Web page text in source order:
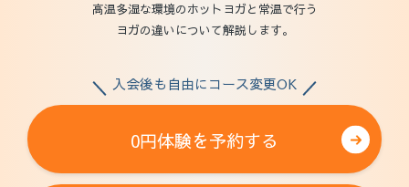
高温多湿な環境のホットヨガと常温で行う
ヨガの違いについて解説します。
入会後も自由にコース変更OK
0円体験を予約する